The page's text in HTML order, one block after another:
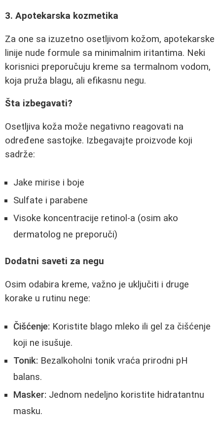
3. Apotekarska kozmetika
Za one sa izuzetno osetljivom kožom, apotekarske
linije nude formule sa minimalnim iritantima. Neki
korisnici preporučuju kreme sa termalnom vodom,
koja pruža blagu, ali efikasnu negu.
Šta izbegavati?
Osetljiva koža može negativno reagovati na
određene sastojke. Izbegavajte proizvode koji
sadrže:
Jake mirise i boje
Sulfate i parabene
Visoke koncentracije retinol-a (osim ako
dermatolog ne preporuči)
Dodatni saveti za negu
Osim odabira kreme, važno je uključiti i druge
korake u rutinu nege:
Čišćenje: Koristite blago mleko ili gel za čišćenje
koji ne isušuje.
Tonik: Bezalkoholni tonik vraća prirodni pH
balans.
Masker: Jednom nedeljno koristite hidratantnu
masku.